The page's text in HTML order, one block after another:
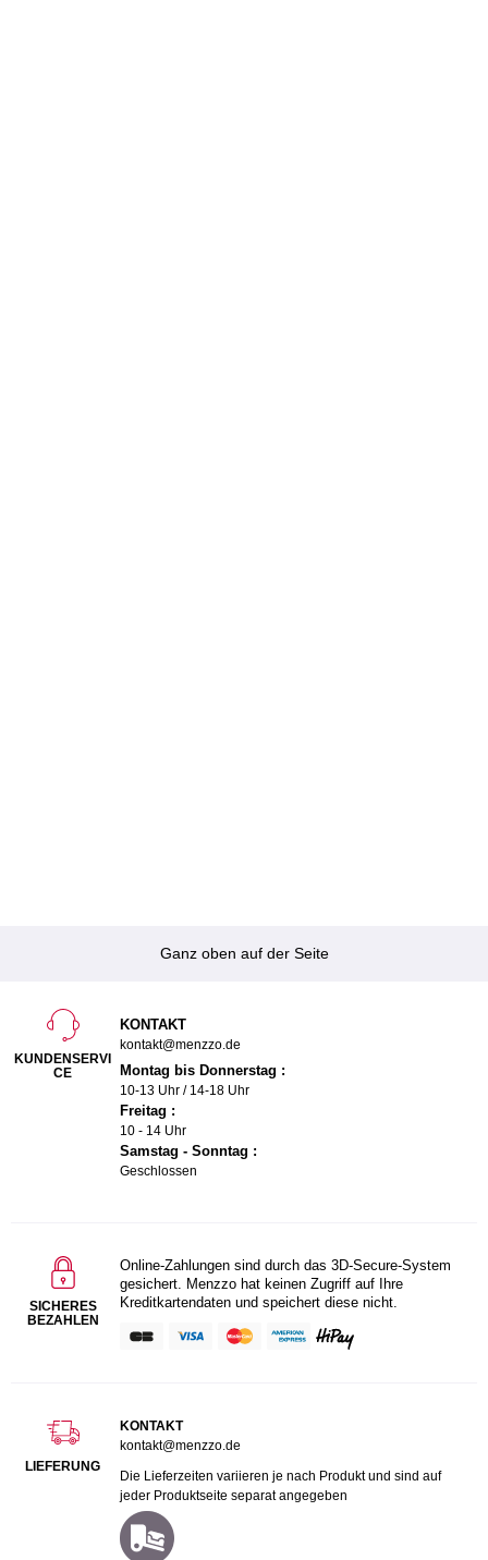
Ganz oben auf der Seite
KUNDENSERVI
CE
KONTAKT
kontakt@menzzo.de
Montag bis Donnerstag :
10-13 Uhr / 14-18 Uhr
Freitag :
10 - 14 Uhr
Samstag - Sonntag :
Geschlossen
SICHERES
BEZAHLEN
Online-Zahlungen sind durch das 3D-Secure-System
gesichert. Menzzo hat keinen Zugriff auf Ihre
Kreditkartendaten und speichert diese nicht.
LIEFERUNG
KONTAKT
kontakt@menzzo.de
Die Lieferzeiten variieren je nach Produkt und sind auf
jeder Produktseite separat angegeben